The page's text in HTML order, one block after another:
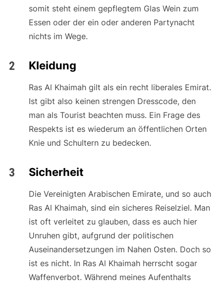
somit steht einem gepflegtem Glas Wein zum
Essen oder der ein oder anderen Partynacht
nichts im Wege.
Kleidung
Ras Al Khaimah gilt als ein recht liberales Emirat.
Ist gibt also keinen strengen Dresscode, den
man als Tourist beachten muss. Ein Frage des
Respekts ist es wiederum an öffentlichen Orten
Knie und Schultern zu bedecken.
Sicherheit
Die Vereinigten Arabischen Emirate, und so auch
Ras Al Khaimah, sind ein sicheres Reiselziel. Man
ist oft verleitet zu glauben, dass es auch hier
Unruhen gibt, aufgrund der politischen
Auseinandersetzungen im Nahen Osten. Doch so
ist es nicht. In Ras Al Khaimah herrscht sogar
Waffenverbot. Während meines Aufenthalts